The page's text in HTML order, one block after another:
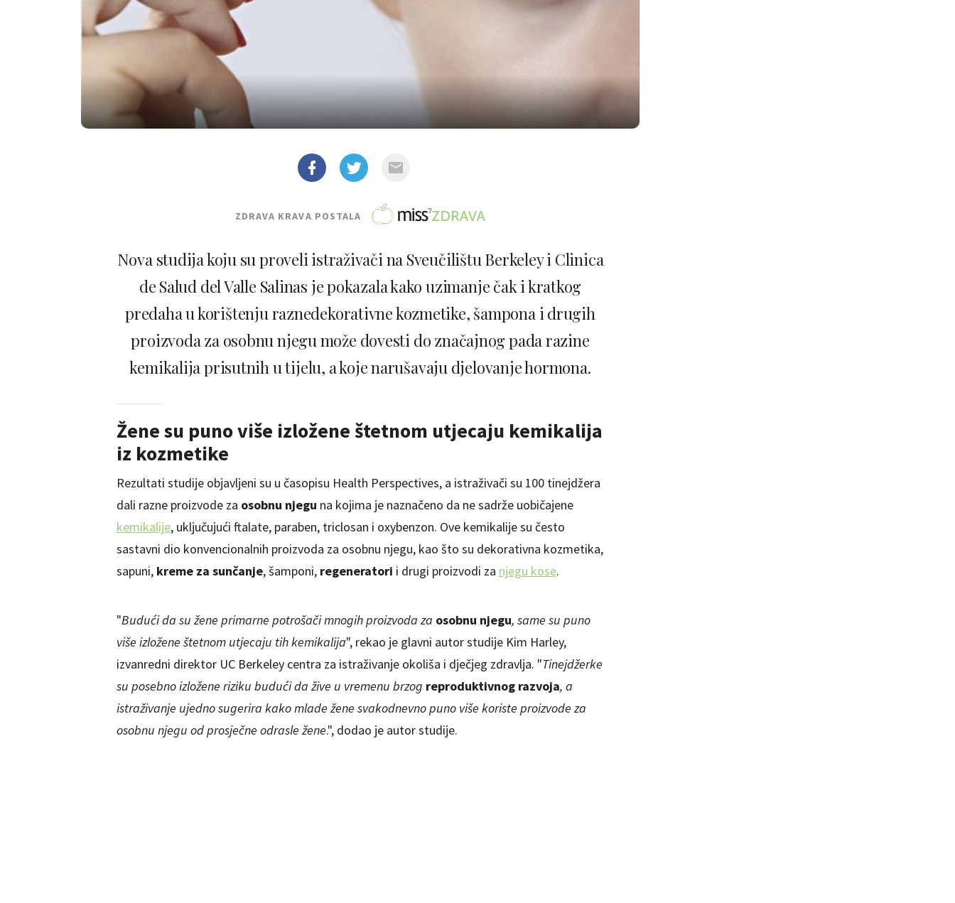
ZDRAVA KRAVA POSTALA
Nova studija koju su proveli istraživači na Sveučilištu Berkeley i Clinica
de Salud del Valle Salinas je pokazala kako uzimanje čak i kratkog
predaha u korištenju raznedekorativne kozmetike, šampona i drugih
proizvoda za osobnu njegu može dovesti do značajnog pada razine
kemikalija prisutnih u tijelu, a koje narušavaju djelovanje hormona.
Žene su puno više izložene štetnom utjecaju kemikalija
iz kozmetike
Rezultati studije objavljeni su u časopisu Health Perspectives, a istraživači su 100 tinejdžera
dali razne proizvode za osobnu njegu na kojima je naznačeno da ne sadrže uobičajene
kemikalije, uključujući ftalate, paraben, triclosan i oxybenzon. Ove kemikalije su često
sastavni dio konvencionalnih proizvoda za osobnu njegu, kao što su dekorativna kozmetika,
sapuni, kreme za sunčanje, šamponi, regeneratori i drugi proizvodi za njegu kose.
"Budući da su žene primarne potrošači mnogih proizvoda za osobnu njegu, same su puno
više izložene štetnom utjecaju tih kemikalija", rekao je glavni autor studije Kim Harley,
izvanredni direktor UC Berkeley centra za istraživanje okoliša i dječjeg zdravlja. "Tinejdžerke
su posebno izložene riziku budući da žive u vremenu brzog reproduktivnog razvoja, a
istraživanje ujedno sugerira kako mlade žene svakodnevno puno više koriste proizvode za
osobnu njegu od prosječne odrasle žene.", dodao je autor studije.